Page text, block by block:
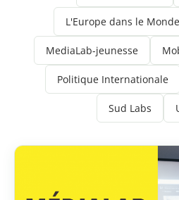
L'Europe dans le Monde
MediaLab-jeunesse
Politique Internationale
Sud Labs